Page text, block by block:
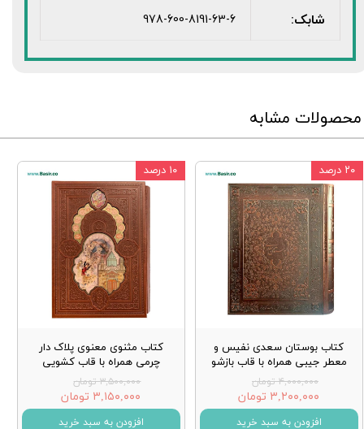
شابک: 978-600-8191-63-6
محصولات مشابه
کتاب بوستان سعدی نفیس و
معطر جیبی همراه با قاب بازشو
۴,۰۰۰,۰۰۰ تومان
۳,۲۰۰,۰۰۰ تومان
افزودن به سبد خرید
۲۰ درصد
کتاب مثنوی معنوی پلاک دار
چرمی همراه با قاب کشویی
۳,۵۰۰,۰۰۰ تومان
۳,۱۵۰,۰۰۰ تومان
افزودن به سبد خرید
۱۰ درصد